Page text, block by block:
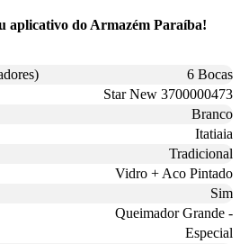
aplicativo do Armazém Paraíba!
6 Bocas
Star New 3700000473
Branco
Itatiaia
Tradicional
Vidro + Aco Pintado
Sim
Queimador Grande -
Especial